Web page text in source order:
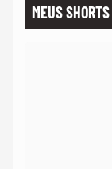
MEUS SHORTS